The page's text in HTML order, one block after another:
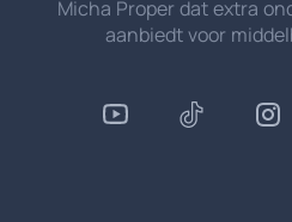
Micha Proper dat extra
aanbiedt voor